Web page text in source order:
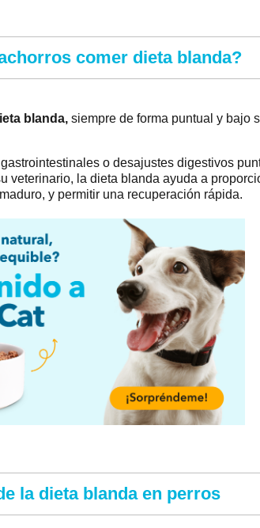
comer dieta blanda?
blanda, siempre de forma puntual y bajo
o desajustes digestivos
veterinario, la dieta blanda ayuda a
y permitir una recuperación rápida.
la dieta blanda en perros